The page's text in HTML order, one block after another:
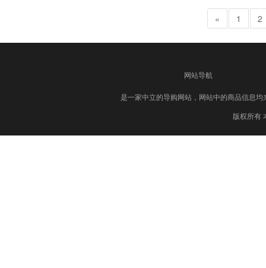
« 1 2
网站导航
是一家中立的导购网站，网站中的商品信息
版权所有